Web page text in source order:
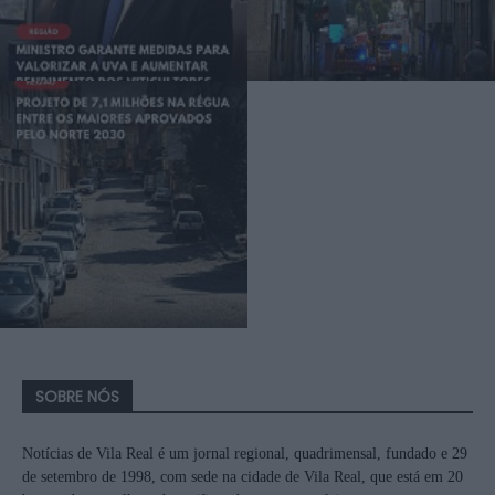
SOBRE NÓS
Notícias de Vila Real é um jornal regional, quadrimensal, fundado e 29
de setembro de 1998, com sede na cidade de Vila Real, que está em 20